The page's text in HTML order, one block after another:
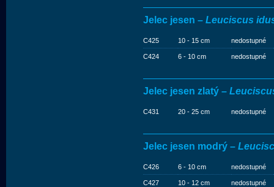
Jelec jesen – Leuciscus
C425 10 - 15 cm nedostupné
C424 6 - 10 cm nedostupné
Jelec jesen zlatý –
C431 20 - 25 cm nedostupné
Jelec jesen modrý –
C426 6 - 10 cm nedostupné
C427 10 - 12 cm nedostupné